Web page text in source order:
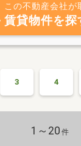
この不動産会社が
賃貸物件を探
3 4
1～20 件